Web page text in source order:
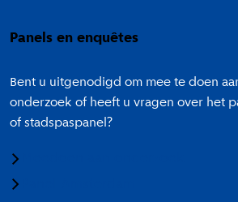
Panels en enquêtes
Bent u uitgenodigd om mee te doen
onderzoek of heeft u vragen over het
of stadspaspanel?